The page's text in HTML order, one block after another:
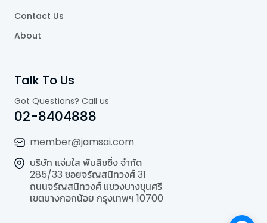
Contact Us
About
Talk To Us
Got Questions? Call us
02-8404888
member@jamsai.com
บริษัท แจ่มใส พับลิชชิ่ง จำกัด
285/33 ซอยจรัญสนิทวงศ์ 31
ถนนจรัญสนิทวงศ์ แขวงบางขุนศรี
เขตบางกอกน้อย กรุงเทพฯ 10700